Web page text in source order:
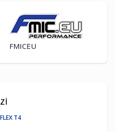
FMICEU
T4